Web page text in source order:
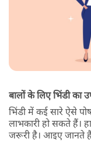
बालों के लिए भिंडी का
भिंडी में कई सारे ऐसे
लाभकारी हो सकते हैं।
जरूरी है। आइए जानते हैं